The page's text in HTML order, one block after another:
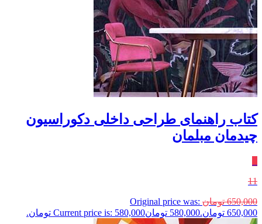
کتاب راهنمای طراحی داخلی دکوراسیون
چیدمان مبلمان
11
650,000 تومان Original price was:
650,000 تومان.
580,000 تومانCurrent price is: 580,000 تومان.